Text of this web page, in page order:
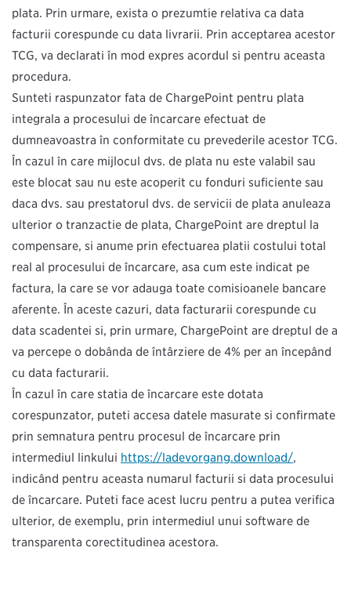
plată. Prin urmare, există o prezumție relativă că data
facturii corespunde cu data livrării. Prin acceptarea acestor
TCG, vă declaraţi în mod expres acordul şi pentru această
procedură.
Sunteți răspunzător față de ChargePoint pentru plata
integrală a procesului de încărcare efectuat de
dumneavoastră în conformitate cu prevederile acestor TCG.
În cazul în care mijlocul dvs. de plată nu este valabil sau
este blocat sau nu este acoperit cu fonduri suficiente sau
dacă dvs. sau prestatorul dvs. de servicii de plată anulează
ulterior o tranzacție de plată, ChargePoint are dreptul la
compensare, şi anume prin efectuarea plăţii costului total
real al procesului de încărcare, așa cum este indicat pe
factură, la care se vor adăuga toate comisioanele bancare
aferente. În aceste cazuri, data facturării corespunde cu
data scadenței și, prin urmare, ChargePoint are dreptul de a
vă percepe o dobândă de întârziere de 4% per an începând
cu data facturării.
În cazul în care stația de încărcare este dotată
corespunzător, puteți accesa datele măsurate şi confirmate
prin semnătură pentru procesul de încărcare prin
intermediul linkului https://ladevorgang.download/,
indicând pentru aceasta numărul facturii și data procesului
de încărcare. Puteţi face acest lucru pentru a putea verifica
ulterior, de exemplu, prin intermediul unui software de
transparență corectitudinea acestora.